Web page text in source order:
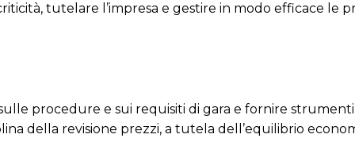
tutelare l’impresa e gestire in modo efficace le
procedure e sui requisiti di gara e fornire
della revisione prezzi, a tutela dell’equilibrio